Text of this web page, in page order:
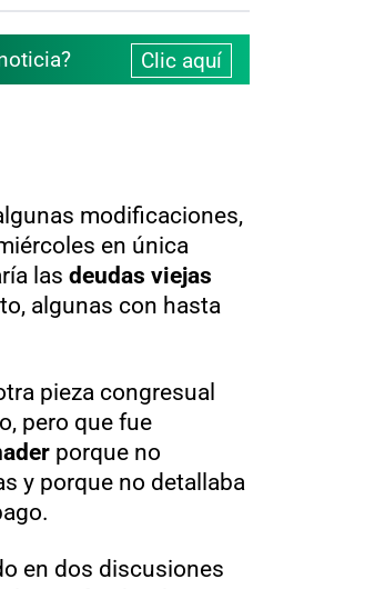
Clic aquí
modificaciones,
en única
las deudas viejas
algunas con hasta
pieza congresual
pero que fue
porque no
y porque no detallaba
en dos discusiones